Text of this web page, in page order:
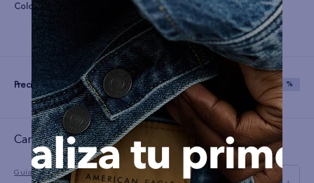
Color:
Precio: S/ 51 S/ 129 SAVE 60 %
Cargando el resumen…
Guía de tallas